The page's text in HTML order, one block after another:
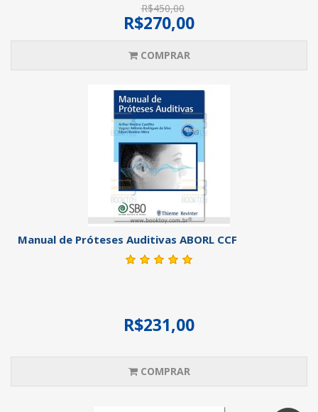
R$450,00
R$270,00
COMPRAR
Manual de Próteses Auditivas ABORL CCF
R$231,00
COMPRAR